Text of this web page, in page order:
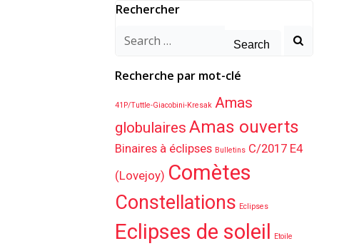
Rechercher
Search
Recherche par mot-clé
41P/Tuttle-Giacobini-Kresak Amas
globulaires Amas ouverts
Binaires à éclipses Bulletins C/2017 E4
(Lovejoy) Comètes
Constellations Eclipses
Eclipses de soleil Etoile